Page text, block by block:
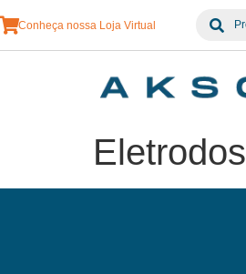
Conheça nossa Loja Virtual
Eletrodos